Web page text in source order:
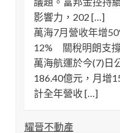
影響力，202 […]
萬海7月營收年增
12% 關稅明朗支
萬海航運於今(7)日
186.40億元，月增
計全年營收 […]
耀晉不動產